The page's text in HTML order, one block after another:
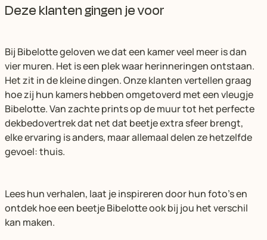
Deze klanten gingen je voor
Bij Bibelotte geloven we dat een kamer veel meer is dan
vier muren. Het is een plek waar herinneringen ontstaan.
Het zit in de kleine dingen. Onze klanten vertellen graag
hoe zij hun kamers hebben omgetoverd met een vleugje
Bibelotte. Van zachte prints op de muur tot het perfecte
dekbedovertrek dat net dat beetje extra sfeer brengt,
elke ervaring is anders, maar allemaal delen ze hetzelfde
gevoel: thuis.
Lees hun verhalen, laat je inspireren door hun foto’s en
ontdek hoe een beetje Bibelotte ook bij jou het verschil
kan maken.